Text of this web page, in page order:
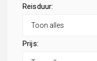
Reisduur:
Prijs: